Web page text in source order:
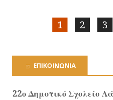
1 2 3
ΕΠΙΚΟΙΝΩΝΊΑ
22ο Δημοτικό Σχολείο